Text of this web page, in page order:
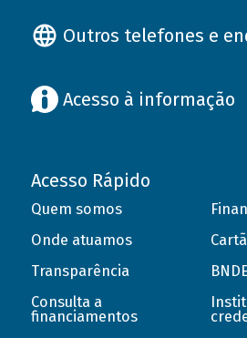
Outros telefones e
Acesso à informação
Acesso Rápido
Quem somos
Onde atuamos
Transparência
Consulta a
financiamentos